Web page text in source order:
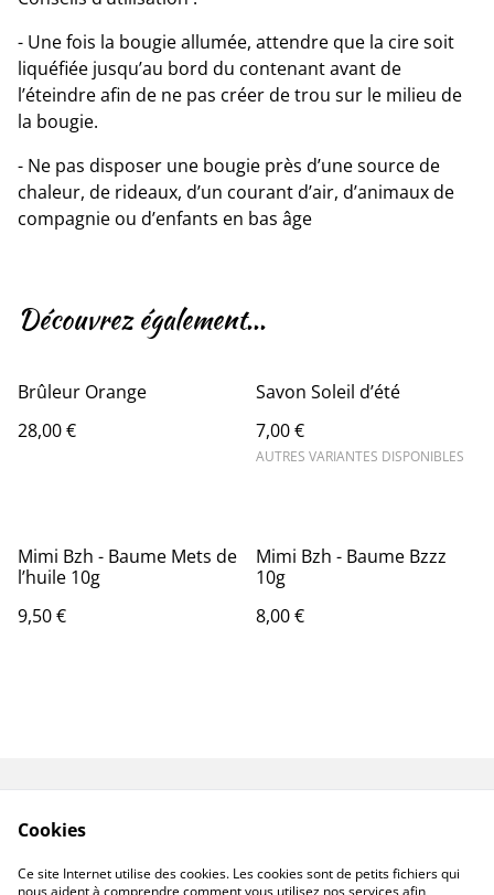
- Une fois la bougie allumée, attendre que la cire soit
liquéfiée jusqu’au bord du contenant avant de
l’éteindre afin de ne pas créer de trou sur le milieu de
la bougie.
- Ne pas disposer une bougie près d’une source de
chaleur, de rideaux, d’un courant d’air, d’animaux de
compagnie ou d’enfants en bas âge
Découvrez également...
Brûleur Orange
28,00 €
Savon Soleil d’été
7,00 €
AUTRES VARIANTES DISPONIBLES
Mimi Bzh - Baume Mets de
l’huile 10g
9,50 €
Mimi Bzh - Baume Bzzz
10g
8,00 €
confidentialité
Politique de cookies
Cookies
Ce site Internet utilise des cookies. Les cookies sont de petits fichiers qui
nous aident à comprendre comment vous utilisez nos services afin